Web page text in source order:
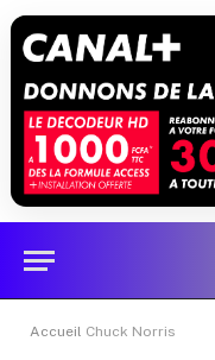
Accueil Chuck Norris